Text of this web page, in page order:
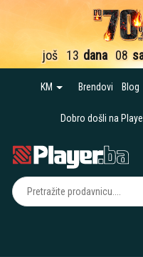
još 13 dana 08
KM Brendovi Blog
Dobro došli na